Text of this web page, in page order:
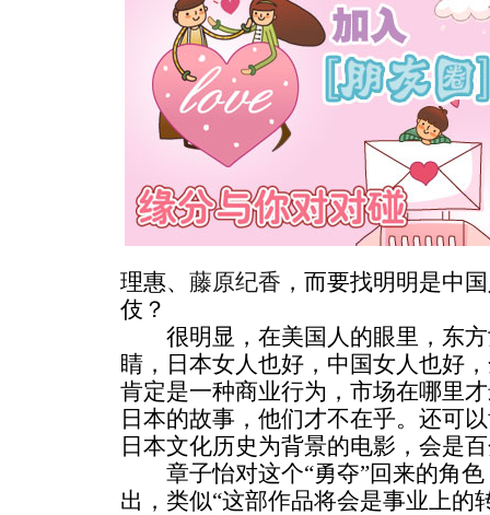
理惠、 藤原纪香 ，而要找明明是中
伎？
很明显，在美国人的眼里，东方
睛，日本女人也好，中国女人也好
肯定是一种商业行为，市场在哪里
日本的故事，他们才不在乎。还可
日本文化历史为背景的电影，会是
章子怡对这个“勇夺”回来的角色
出，类似“这部作品将会是事业上的